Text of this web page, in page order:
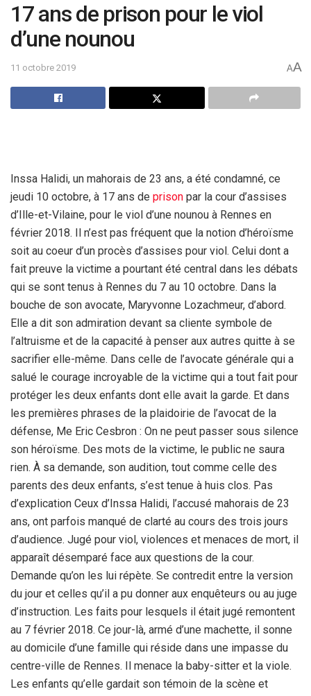
17 ans de prison pour le viol
d’une nounou
11 octobre 2019 AA
Inssa Halidi, un mahorais de 23 ans, a été condamné, ce
jeudi 10 octobre, à 17 ans de prison par la cour d’assises
d’Ille-et-Vilaine, pour le viol d’une nounou à Rennes en
février 2018. Il n’est pas fréquent que la notion d’héroïsme
soit au coeur d’un procès d’assises pour viol. Celui dont a
fait preuve la victime a pourtant été central dans les débats
qui se sont tenus à Rennes du 7 au 10 octobre. Dans la
bouche de son avocate, Maryvonne Lozachmeur, d’abord.
Elle a dit son admiration devant sa cliente symbole de
l’altruisme et de la capacité à penser aux autres quitte à se
sacrifier elle-même. Dans celle de l’avocate générale qui a
salué le courage incroyable de la victime qui a tout fait pour
protéger les deux enfants dont elle avait la garde. Et dans
les premières phrases de la plaidoirie de l’avocat de la
défense, Me Eric Cesbron : On ne peut passer sous silence
son héroïsme. Des mots de la victime, le public ne saura
rien. À sa demande, son audition, tout comme celle des
parents des deux enfants, s’est tenue à huis clos. Pas
d’explication Ceux d’Inssa Halidi, l’accusé mahorais de 23
ans, ont parfois manqué de clarté au cours des trois jours
d’audience. Jugé pour viol, violences et menaces de mort, il
apparaît désemparé face aux questions de la cour.
Demande qu’on les lui répète. Se contredit entre la version
du jour et celles qu’il a pu donner aux enquêteurs ou au juge
d’instruction. Les faits pour lesquels il était jugé remontent
au 7 février 2018. Ce jour-là, armé d’une machette, il sonne
au domicile d’une famille qui réside dans une impasse du
centre-ville de Rennes. Il menace la baby-sitter et la viole.
Les enfants qu’elle gardait son témoin de la scène et